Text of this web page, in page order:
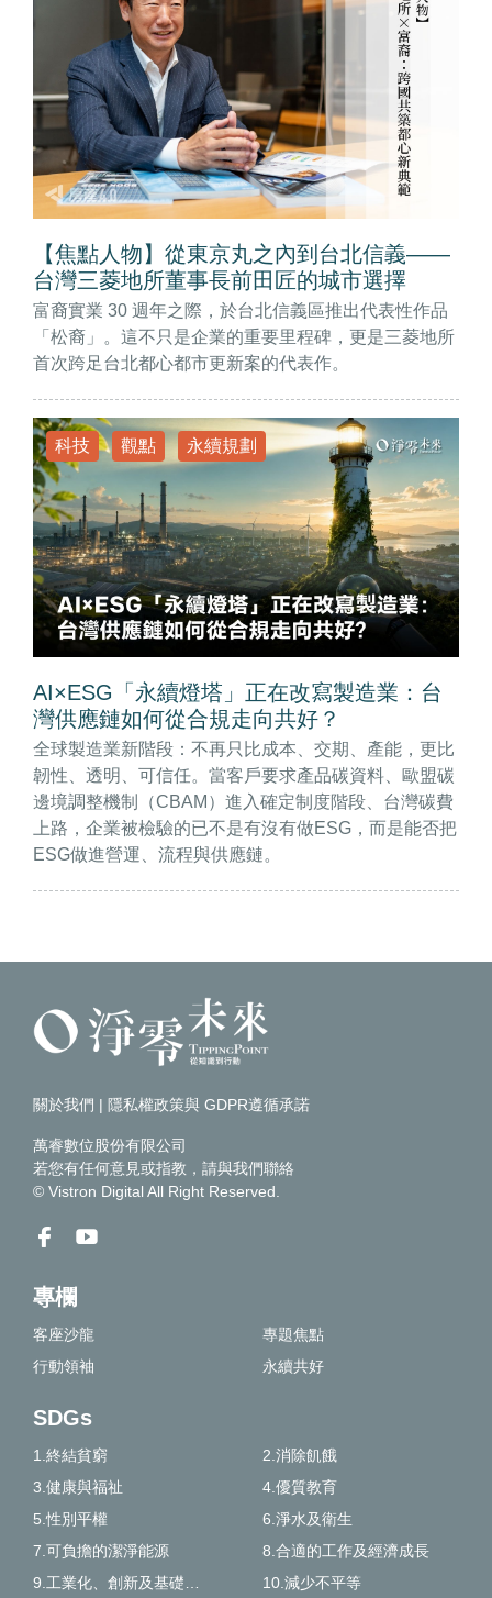
【焦點人物】從東京丸之內到台北信義——
台灣三菱地所董事長前田匠的城市選擇
富裔實業 30 週年之際，於台北信義區推出代表性作品
「松裔」。這不只是企業的重要里程碑，更是三菱地所
首次跨足台北都心都市更新案的代表作。
科技 觀點 永續規劃
AI×ESG「永續燈塔」正在改寫製造業：台
灣供應鏈如何從合規走向共好？
全球製造業新階段：不再只比成本、交期、產能，更比
韌性、透明、可信任。當客戶要求產品碳資料、歐盟碳
邊境調整機制（CBAM）進入確定制度階段、台灣碳費
上路，企業被檢驗的已不是有沒有做ESG，而是能否把
ESG做進營運、流程與供應鏈。
關於我們 | 隱私權政策與 GDPR遵循承諾
萬睿數位股份有限公司
若您有任何意見或指教，請與我們聯絡
© Vistron Digital All Right Reserved.
專欄
客座沙龍
專題焦點
行動領袖
永續共好
SDGs
1.終結貧窮
2.消除飢餓
3.健康與福祉
4.優質教育
5.性別平權
6.淨水及衛生
7.可負擔的潔淨能源
8.合適的工作及經濟成長
10.減少不平等